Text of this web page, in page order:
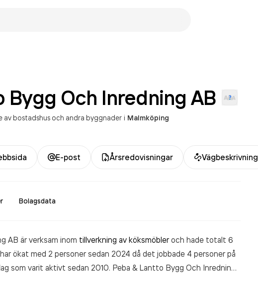
Bygg Och Inredning AB
av bostadshus och andra byggnader i Malmköping
E-post Årsredovisningar Vägbeskrivning
Bolagsdata
AB är verksam inom tillverkning av köksmöbleroch hade totalt 6
ökat med 2 personer sedan 2024 då det jobbade 4 personer på
som varit aktivt sedan 2010. Peba & Lantto Bygg Och Inredning